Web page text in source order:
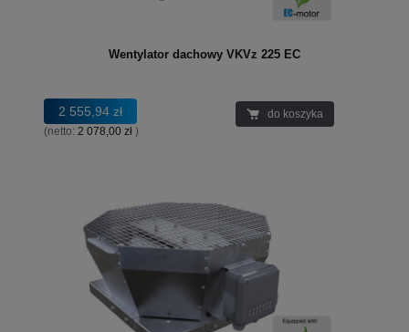
Wentylator dachowy VKVz 225 EC
2 555,94 zł
(netto: 2 078,00 zł )
do koszyka